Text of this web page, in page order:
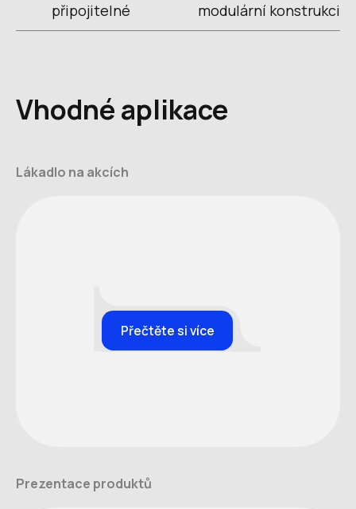
připojitelné
modulární konstrukci
Vhodné aplikace
Lákadlo na akcích
Přečtěte si více
Prezentace produktů